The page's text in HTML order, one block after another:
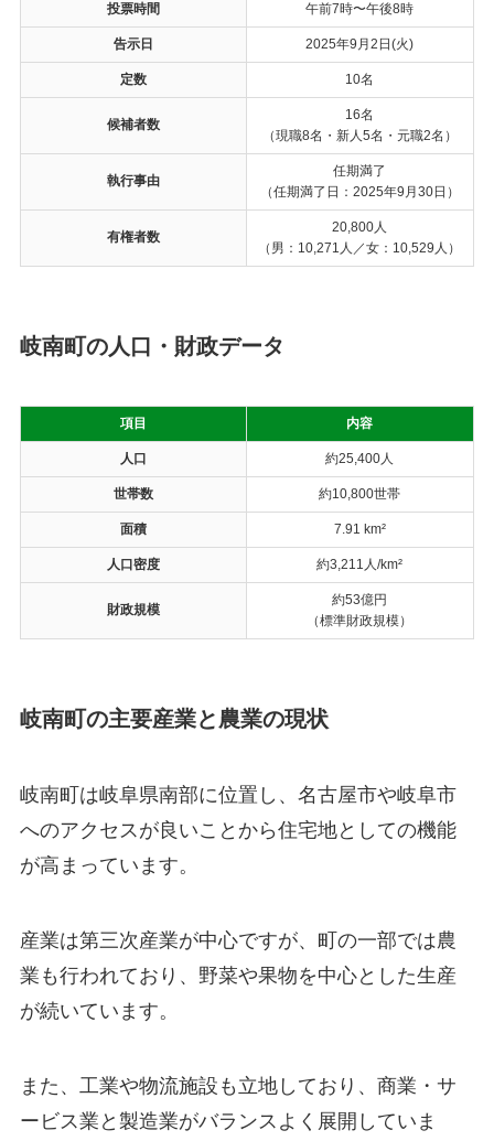
投票時間 午前7時〜午後8時
告示日 2025年9月2日(火)
定数 10名
候補者数
16名
（現職8名・新人5名・元職2名）
執行事由
任期満了
（任期満了日：2025年9月30日）
有権者数
20,800人
（男：10,271人／女：10,529人）
岐南町の人口・財政データ
項目 内容
人口 約25,400人
世帯数 約10,800世帯
面積 7.91 km²
人口密度 約3,211人/km²
財政規模
約53億円
（標準財政規模）
岐南町の主要産業と農業の現状
岐南町は岐阜県南部に位置し、名古屋市や岐阜市
へのアクセスが良いことから住宅地としての機能
が高まっています。
産業は第三次産業が中心ですが、町の一部では農
業も行われており、野菜や果物を中心とした生産
が続いています。
また、工業や物流施設も立地しており、商業・サ
ービス業と製造業がバランスよく展開していま